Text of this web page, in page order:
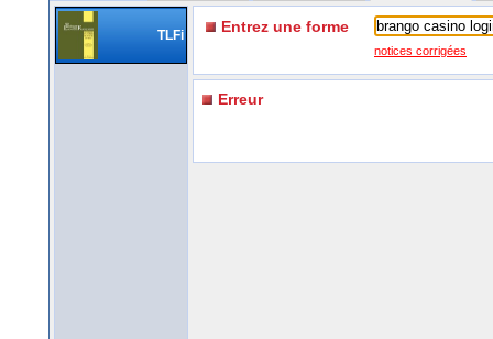
TLFi Entrez une forme
notices corrigées
Erreur